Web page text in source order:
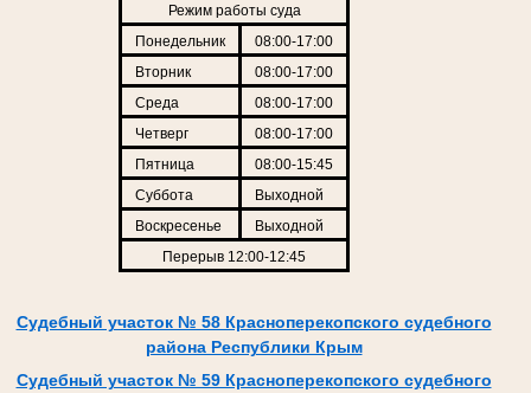
Режим работы суда
Понедельник
08:00-17:00
Вторник
08:00-17:00
Среда
08:00-17:00
Четверг
08:00-17:00
Пятница
08:00-15:45
Суббота
Выходной
Воскресенье
Выходной
Перерыв 12:00-12:45
Судебный участок № 58 Красноперекопского судебного
района Республики Крым
Судебный участок № 59 Красноперекопского судебного